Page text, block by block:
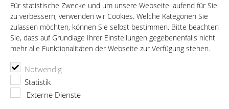
Für statistische Zwecke und um unsere Webseite laufend für Sie
zu verbessern, verwenden wir Cookies. Welche Kategorien Sie
zulassen möchten, können Sie selbst bestimmen. Bitte beachten
Sie, dass auf Grundlage Ihrer Einstellungen gegebenenfalls nicht
mehr alle Funktionalitäten der Webseite zur Verfügung stehen.
Notwendig
Statistik
Externe Dienste
Datum:29.06.2025
Ort:Sportstadion Vaterstetten, Vaterstetten